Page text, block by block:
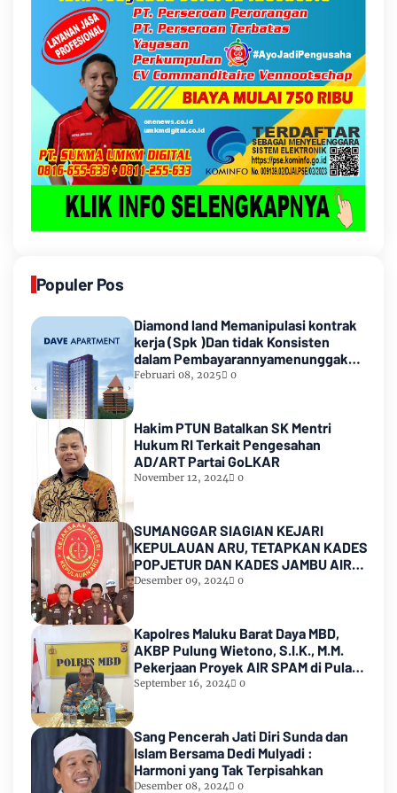
Populer Pos
Diamond land Memanipulasi kontrak
kerja (Spk )Dan tidak Konsisten
dalam Pembayarannyamenunggak
sampai hampir satu tahun
Februari 08, 2025 0
Hakim PTUN Batalkan SK Mentri
Hukum RI Terkait Pengesahan
AD/ART Partai GoLKAR
November 12, 2024 0
SUMANGGAR SIAGIAN KEJARI
KEPULAUAN ARU, TETAPKAN KADES
POPJETUR DAN KADES JAMBU AIR
SEBAGAI TERSANGKA ( TSK )
ADD dan DD TA 2016 - 2021
Desember 09, 2024 0
Kapolres Maluku Barat Daya MBD,
AKBP Pulung Wietono, S.I.K., M.M.
Pekerjaan Proyek AIR SPAM di Pulau
Marsela Sementara Ditangani Oleh
September 16, 2024 0
Sang Pencerah Jati Diri Sunda dan
Islam Bersama Dedi Mulyadi :
Harmoni yang Tak Terpisahkan
Desember 08, 2024 0